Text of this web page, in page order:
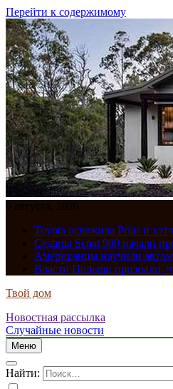
Перейти к содержимому
9 августа, 2026
Toyota освежила Prius и
Седаны Senat 900 начали
Американцы научили
Власти Польши признали,
Твой дом
Новостная рассылка
Случайные новости
Меню
Найти: